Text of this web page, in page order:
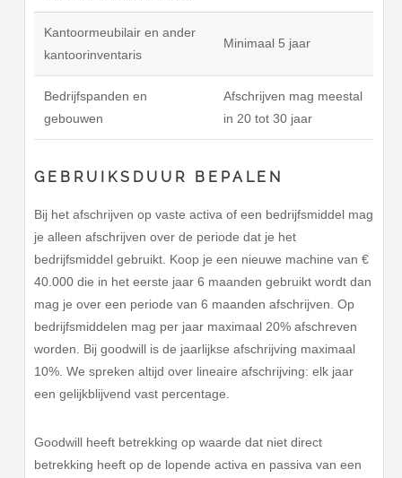
Kantoormeubilair en ander
kantoorinventaris
Minimaal 5 jaar
Bedrijfspanden en
gebouwen
Afschrijven mag meestal
in 20 tot 30 jaar
GEBRUIKSDUUR BEPALEN
Bij het afschrijven op vaste activa of een bedrijfsmiddel mag
je alleen afschrijven over de periode dat je het
bedrijfsmiddel gebruikt. Koop je een nieuwe machine van €
40.000 die in het eerste jaar 6 maanden gebruikt wordt dan
mag je over een periode van 6 maanden afschrijven. Op
bedrijfsmiddelen mag per jaar maximaal 20% afschreven
worden. Bij goodwill is de jaarlijkse afschrijving maximaal
10%. We spreken altijd over lineaire afschrijving: elk jaar
een gelijkblijvend vast percentage.
Goodwill heeft betrekking op waarde dat niet direct
betrekking heeft op de lopende activa en passiva van een